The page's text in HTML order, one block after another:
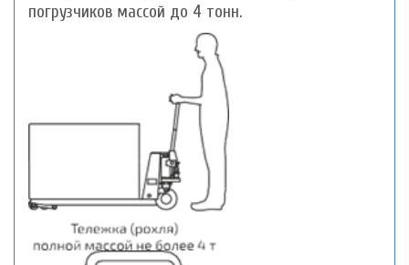
погрузчиков массой до 4 тонн.